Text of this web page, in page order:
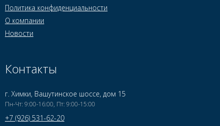
Политика конфиденциальности
О компании
Новости
Контакты
г. Химки, Вашутинское шоссе, дом 15
Пн-Чт: 9:00-16:00, Пт: 9:00-15:00
+7 (926) 531-62-20